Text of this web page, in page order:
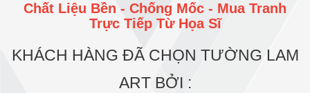
Chất Liệu Bền - Chống Mốc - Mua Tranh
Trực Tiếp Từ Họa Sĩ
KHÁCH HÀNG ĐÃ CHỌN TƯỜNG LAM
ART BỞI :